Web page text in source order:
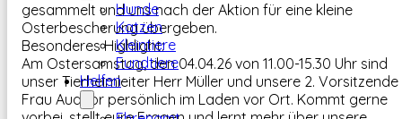
Hunde
Katzen
Kleintiere
Fundtiere
Helfen
gesammelt und uns nach der Aktion für eine kleine
Osterbescherung übergeben.
Besonderes Highlight:
Am Ostersamstag, den 04.04.26 von 11.00-15.30 Uhr sind
unser Tierheimleiter Herr Müller und unsere 2. Vorsitzende
Frau Auditor persönlich im Laden vor Ort. Kommt gerne